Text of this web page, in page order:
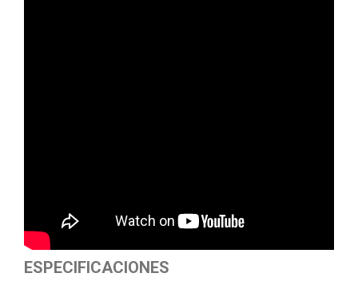
ESPECIFICACIONES